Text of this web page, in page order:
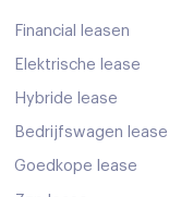
Financial leasen
Elektrische lease
Hybride lease
Bedrijfswagen lease
Goedkope lease